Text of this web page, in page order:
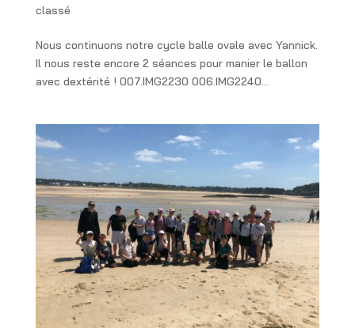
classé
Nous continuons notre cycle balle ovale avec Yannick.
Il nous reste encore 2 séances pour manier le ballon
avec dextérité ! 007.IMG2230 006.IMG2240...